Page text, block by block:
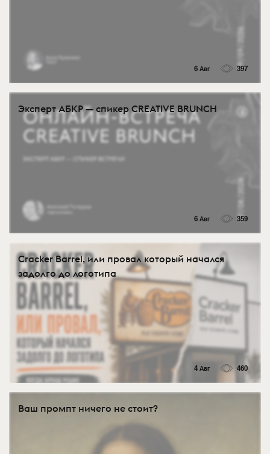
6 Авг 397
Эксперт АБКР — спикер CREATIVE BRUNCH
6 Авг 359
Cracker Barrel, или провал который начался
задолго до логотипа
4 Авг 460
Ваш промпт ничего не стоит?